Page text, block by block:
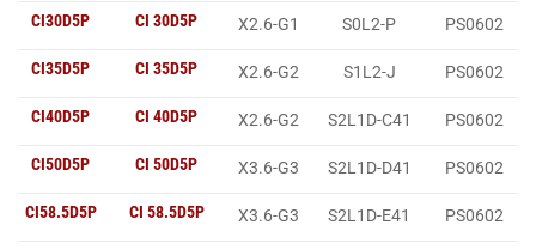
CI30D5P CI 30D5P X2.6-G1 S0L2-P PS0602
CI35D5P CI 35D5P X2.6-G2 S1L2-J PS0602
CI40D5P CI 40D5P X2.6-G2 S2L1D-C41 PS0602
CI50D5P CI 50D5P X3.6-G3 S2L1D-D41 PS0602
CI58.5D5P CI 58.5D5P X3.6-G3 S2L1D-E41 PS0602